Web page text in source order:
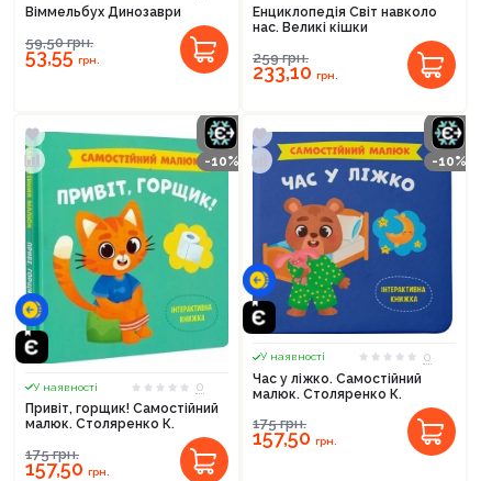
Віммельбух Динозаври
59,50грн.
53,55 грн.
Енциклопедія Світ навколо
нас. Великі кішки
259грн.
233,10 грн.
-10%
У наявності
0
Привіт, горщик! Самостійний
малюк. Столяренко К.
175грн.
157,50 грн.
-10%
У наявності
0
Час у ліжко. Самостійний
малюк. Столяренко К.
175грн.
157,50 грн.